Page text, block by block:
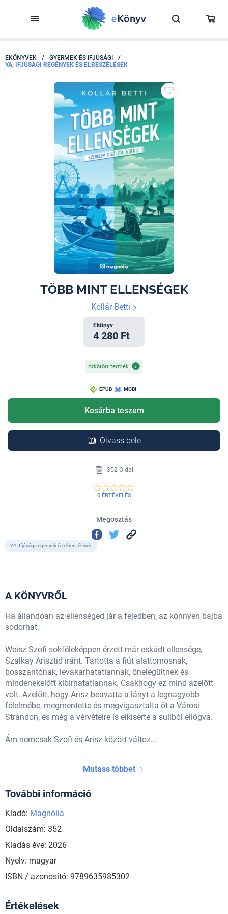
EKÖNYVEK / GYERMEK ÉS IFJÚSÁGI
/
YA, IFJÚSÁGI REGÉNYEK ÉS ELBESZÉLÉSEK
TÖBB MINT ELLENSÉGEK
Kollár Betti
Ekönyv
4 280 Ft
Árkötött termék
EPUB MOBI
Kosárba teszem
Olvass bele
352 Oldal
0 ÉRTÉKELÉS
Megosztás
YA, Ifjúsági regények és elbeszélések
A KÖNYVRŐL
Ha állandóan az ellenséged jár a fejedben, az könnyen bajba
sodorhat.
Weisz Szofi sokféleképpen érzett már esküdt ellensége,
Szalkay Arisztid iránt. Tartotta a fiút alattomosnak,
bosszantónak, levakarhatatlannak, önelégültnek és
mindenekelőtt kibírhatatlannak. Csakhogy ez mind azelőtt
volt. Azelőtt, hogy Arisz beavatta a lányt a legnagyobb
félelmébe, megmentette és megvigasztalta őt a Városi
Strandon, és még a vérvételre is elkísérte a suliból ellógva.
Ám nemcsak Szofi és Arisz között változ...
Mutass többet
További információ
Kiadó: Magnólia
Oldalszám: 352
Kiadás éve: 2026
Nyelv: magyar
ISBN / azonosító: 9789635985302
Értékelések